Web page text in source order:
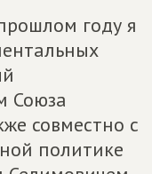
году я
Союза
совместно с
политике